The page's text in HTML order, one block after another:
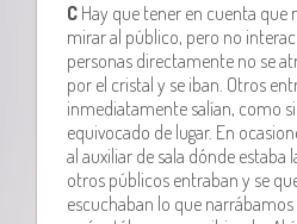
C Hay que tener en cuenta
mirar al público, pero no
personas directamente no se
por el cristal y se iban. Otros
inmediatamente salían, como
equivocado de lugar. En
al auxiliar de sala dónde estaba
otros públicos entraban y se
escuchaban lo que